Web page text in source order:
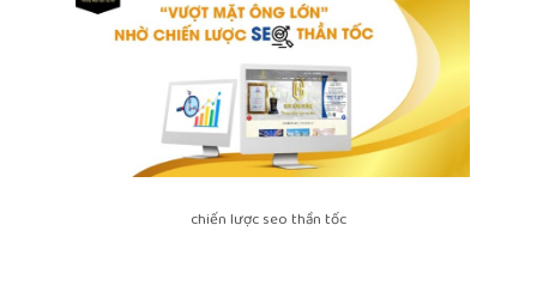
chiến lược seo thần tốc